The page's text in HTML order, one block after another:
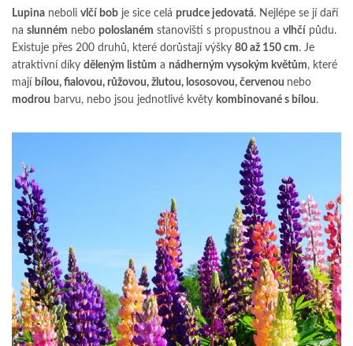
Lupina neboli vlčí bob je sice celá prudce jedovatá. Nejlépe se jí daří
na slunném nebo poloslaném stanovišti s propustnou a vlhčí půdu.
Existuje přes 200 druhů, které dorůstají výšky 80 až 150 cm. Je
atraktivní díky děleným listům a nádherným vysokým květům, které
mají bílou, fialovou, růžovou, žlutou, lososovou, červenou nebo
modrou barvu, nebo jsou jednotlivé květy kombinované s bílou.